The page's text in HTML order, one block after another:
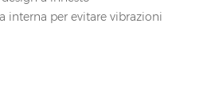
interna per evitare vibrazioni